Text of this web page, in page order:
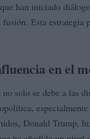
han iniciado
Esta estrategia
en el
solo se debe a las
Donald Trump,